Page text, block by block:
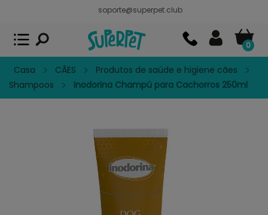
soporte@superpet.club
0
Casa CÃES
Produtos de saúde e higiene cães
Shampoos
Inodorina Champú para Cachorros 250ml
Superpet, comida para mascotas
APP GRATIS - En Google Play